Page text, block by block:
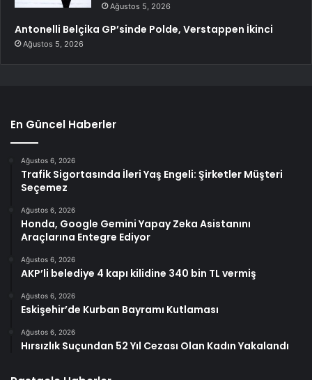
Ağustos 5, 2026
Antonelli Belçika GP’sinde Polde, Verstappen İkinci
Ağustos 5, 2026
En Güncel Haberler
Ağustos 6, 2026
Trafik Sigortasında İleri Yaş Engeli: Şirketler Müşteri
Seçemez
Ağustos 6, 2026
Honda, Google Gemini Yapay Zeka Asistanını
Araçlarına Entegre Ediyor
Ağustos 6, 2026
AKP’li belediye 4 kapı kilidine 340 bin TL vermiş
Ağustos 6, 2026
Eskişehir’de Kurban Bayramı Kutlaması
Ağustos 6, 2026
Hırsızlık Suçundan 52 Yıl Cezası Olan Kadın Yakalandı